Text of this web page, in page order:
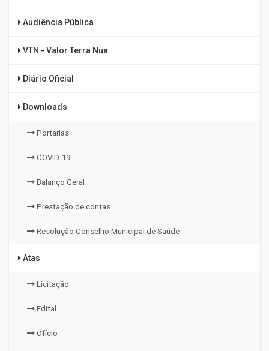
Audiência Pública
VTN - Valor Terra Nua
Diário Oficial
Downloads
Portarias
COVID-19
Balanço Geral
Prestação de contas
Resolução Conselho Municipal de Saúde
Atas
Licitação
Edital
Ofício